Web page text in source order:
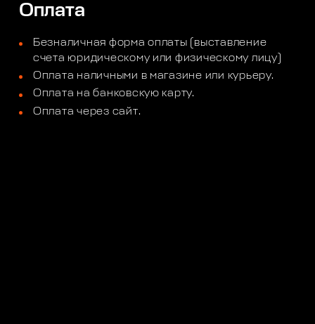
Оплата
Безналичная форма оплаты (выставление
счета юридическому или физическому лицу)
Оплата наличными в магазине или курьеру.
Оплата на банковскую карту.
Оплата через сайт.